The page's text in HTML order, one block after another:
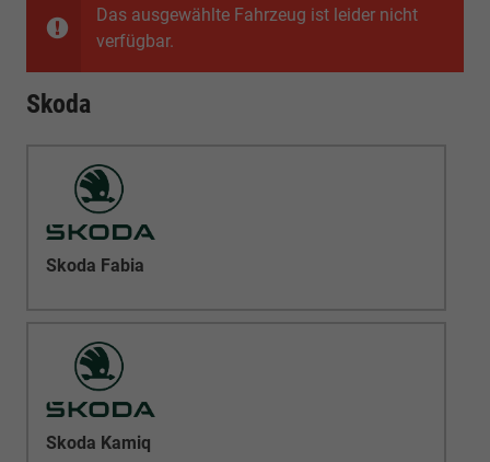
Das ausgewählte Fahrzeug ist leider nicht
verfügbar.
Skoda
Skoda Fabia
Skoda Kamiq